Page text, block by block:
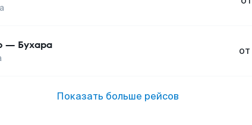
— Бухара от
Показать больше рейсов